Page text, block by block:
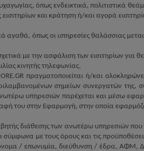
όπως ενδεικτικά, πολιτιστικά
και κράτηση ή/και αγορά
αγαθά, όπως οι υπηρεσίες θαλάσσιας
με την ασφάλιση των εισιτηρίων για
κινητής τηλεφωνίας.
.GR πραγματοποιείται ή/και
σημείων συνεργατών της,
υπηρεσιών παρέχεται και μέσω
του στην Εφαρμογή, στην οποία
διάθεσης των ανωτέρω υπηρεσιών
σύμφωνα με τους όρους και τις
/ επωνυμία, διεύθυνση / έδρα, ΑΦΜ,